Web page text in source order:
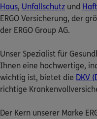
Nicht
Bequem
Service
Haus, Unfallschutz und
ERGO Versicherung, der
der ERGO Group AG.
Unser Spezialist für
Ihnen eine hochwertige,
wichtig ist, bietet die DKV
richtige
Der Kern unserer Marke